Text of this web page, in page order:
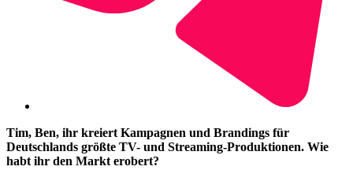
Tim, Ben, ihr kreiert Kampagnen und Brandings für
Deutschlands größte TV- und Streaming-Produktionen. Wie
habt ihr den Markt erobert?